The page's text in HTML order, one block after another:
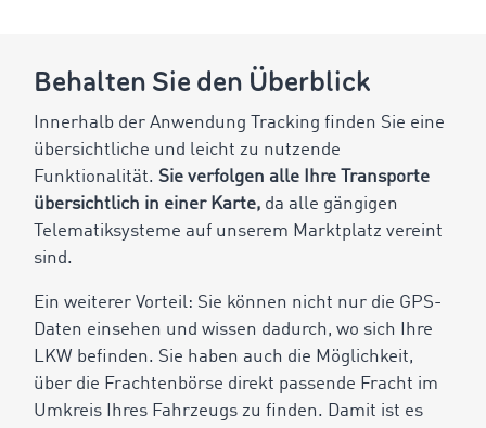
Behalten Sie den Überblick
Innerhalb der Anwendung Tracking finden Sie eine
übersichtliche und leicht zu nutzende
Funktionalität. Sie verfolgen alle Ihre Transporte
übersichtlich in einer Karte, da alle gängigen
Telematiksysteme auf unserem Marktplatz vereint
sind.
Ein weiterer Vorteil: Sie können nicht nur die GPS-
Daten einsehen und wissen dadurch, wo sich Ihre
LKW befinden. Sie haben auch die Möglichkeit,
über die Frachtenbörse direkt passende Fracht im
Umkreis Ihres Fahrzeugs zu finden. Damit ist es